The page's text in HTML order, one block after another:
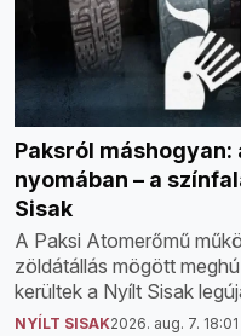
Paksról
nyomában – a
Sisak
A Paksi Atomerőmű
zöldátállás mögött
kerültek a Nyílt Sisak
NYÍLT SISAK2026. aug. 7. 18:01